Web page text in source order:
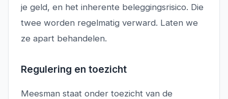
je geld, en het inherente beleggingsrisico. Die
twee worden regelmatig verward. Laten we
ze apart behandelen.
Regulering en toezicht
Meesman staat onder toezicht van de